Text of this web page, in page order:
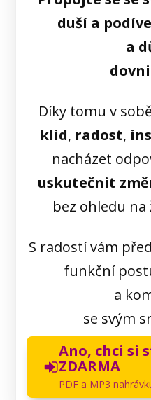
duší a
a
Díky tomu v
klid, radost,
nacházet
uskutečnit
bez ohledu
S radostí vám
funkční
a
se svým
Ano, chci si
ZDARMA
PDF a MP3